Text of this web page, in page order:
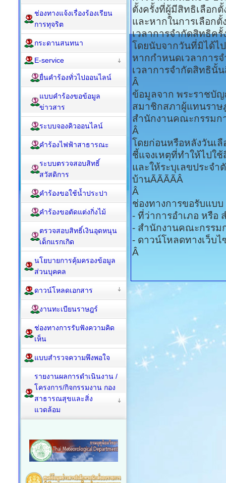
ตั้งครั้งที่ผู้มีสิทธิเลือก
และหากในการเลือก
เวลาการจำกัดสิทธิครั้
โดยนับจากวันที่มิได้ไ
หากกำหนดเวลาการ
เวลาการจำกัดสิทธินั้
Â
ข้อมูลจาก พระราชบั
สมาชิกสภาผู้แทนราษ
สำนักงานคณะกรรมก
Â
โดยก่อนหรือหลังวันเ
ชี้แจงเหตุที่ทำให้ไปใ
และให้ระบุเลขประจ
บ้านÃÃÃÃÂ
Â
ช่องทางการขอรับแบ
- ที่ว่าการอำเภอ หรือ
- สำนักงานคณะกรรม
- ดาวน์โหลดทางเว็บไ
Â
ช่องทางแจ้งเรื่องร้องเรียน
การทุจริต
กระดานสนทนา
E-service
ยื่นคำร้องทั่วไปออนไลน์
แบบคำร้องขอข้อมูล
ข่าวสาร
ระบบจองคิวออนไลน์
คำร้องไฟฟ้าสาธารณะ
ระบบตรวจสอบสิทธิ์
สวัสดิการ
คำร้องขอใช้น้ำประปา
คำร้องขอตัดแต่งกิ่งไม้
ตรวจสอบสิทธิ์เงินอุดหนุน
เด็กแรกเกิด
นโยบายการคุ้มครองข้อมูล
ส่วนบุคคล
ดาวน์โหลดเอกสาร
งานทะเบียนราษฎร์
ช่องทางการรับฟังความคิด
เห็น
แบบสำรวจความพึงพอใจ
รายงานผลการดำเนินงาน /
โครงการ/กิจกรรมงาน กอง
สาธารณสุขและสิ่ง
แวดล้อม